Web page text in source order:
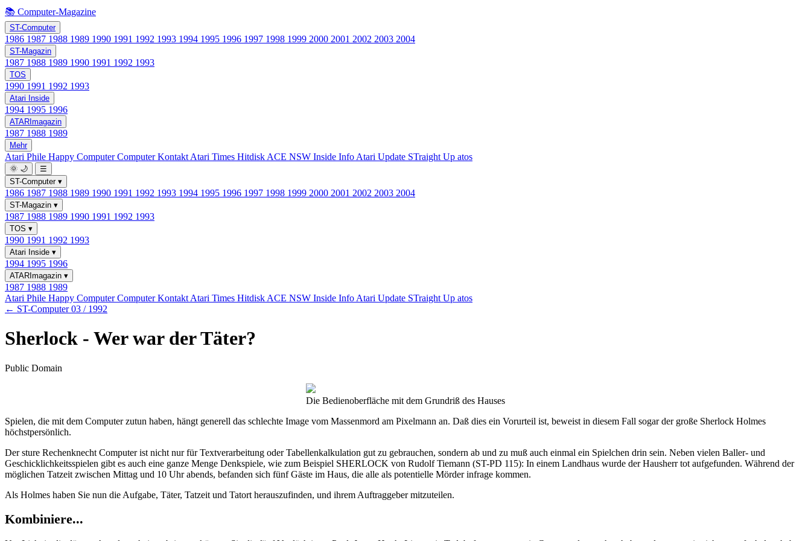
📚 Computer-Magazine
ST-Computer
1986 1987 1988 1989 1990 1991 1992 1993 1994 1995 1996 1997 1998 1999 2000 2001 2002 2003 2004
ST-Magazin
1987 1988 1989 1990 1991 1992 1993
TOS
1990 1991 1992 1993
Atari Inside
1994 1995 1996
ATARImagazin
1987 1988 1989
Mehr
Atari Phile Happy ComputerComputer Kontakt Atari Times Hitdisk ACE NSW Inside Info Atari Update STraight Up atos
🌞 🌙
☰
ST-Computer ▾
1986 1987 1988 1989 1990 1991 1992 1993 1994 1995 1996 1997 1998 1999 2000 2001 2002 2003 2004
ST-Magazin ▾
1987 1988 1989 1990 1991 1992 1993
TOS ▾
1990 1991 1992 1993
Atari Inside ▾
1994 1995 1996
ATARImagazin ▾
1987 1988 1989
Atari Phile Happy ComputerComputer Kontakt Atari Times Hitdisk ACE NSW Inside Info Atari Update STraight Up atos
← ST-Computer 03 / 1992
Sherlock - Wer war der Täter?
Public Domain
Die Bedienoberfläche mit dem Grundriß des Hauses
Spielen, die mit dem Computer zutun haben, hängt generell das schlechte Image vom Massenmord am Pixelmann an. Daß dies ein Vorurteil ist, beweist in diesem Fall sogar der große Sherlock Holmes
höchstpersönlich.
Der sture Rechenknecht Computer ist nicht nur für Textverarbeitung oder Tabellenkalkulation gut zu gebrauchen, sondern ab und zu muß auch einmal ein Spielchen drin sein. Neben vielen Baller- und
Geschicklichkeitsspielen gibt es auch eine ganze Menge Denkspiele, wie zum Beispiel SHERLOCK von Rudolf Tiemann (ST-PD 115): In einem Landhaus wurde der Hausherr tot aufgefunden. Während der
möglichen Tatzeit zwischen Mittag und 10 Uhr abends, befanden sich fünf Gäste im Haus, die alle als potentielle Mörder infrage kommen.
Als Holmes haben Sie nun die Aufgabe, Täter, Tatzeit und Tatort herauszufinden, und ihrem Auftraggeber mitzuteilen.
Kombiniere...